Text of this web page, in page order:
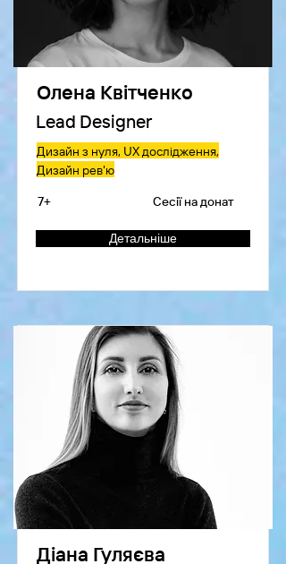
Олена Квітченко
Lead Designer
Дизайн з нуля, UX дослідження,
Дизайн рев'ю
7+
Сесії на донат
Детальніше
Діана Гуляєва